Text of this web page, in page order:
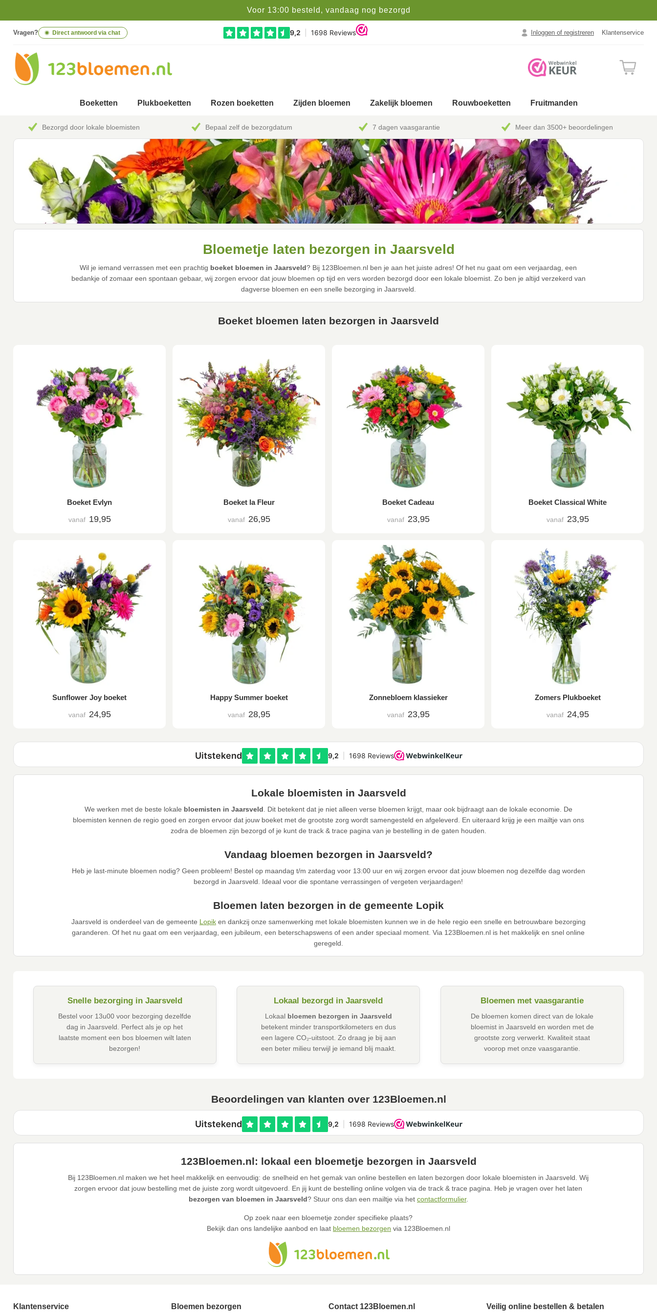
Voor 13:00 besteld, vandaag nog bezorgd
Vragen? Direct antwoord via chat Inloggen of registreren Klantenservice
Boeketten Plukboeketten Rozen boeketten Zijden bloemen Zakelijk bloemen Rouwboeketten Fruitmanden
Bezorgd door lokale bloemisten Bepaal zelf de bezorgdatum 7 dagen vaasgarantie Meer dan 3500+ beoordelingen
Bloemetje laten bezorgen in Jaarsveld
Wil je iemand verrassen met een prachtig boeket bloemen in Jaarsveld? Bij 123Bloemen.nl ben je aan het juiste adres! Of het nu gaat om een verjaardag, een
bedankje of zomaar een spontaan gebaar, wij zorgen ervoor dat jouw bloemen op tijd en vers worden bezorgd door een lokale bloemist. Zo ben je altijd verzekerd van
dagverse bloemen en een snelle bezorging in Jaarsveld.
Boeket bloemen laten bezorgen in Jaarsveld
Boeket Evlyn
vanaf 19,95
Boeket la Fleur
vanaf 26,95
Boeket Cadeau
vanaf 23,95
Boeket Classical White
vanaf 23,95
Sunflower Joy boeket
vanaf 24,95
Happy Summer boeket
vanaf 28,95
Zonnebloem klassieker
vanaf 23,95
Zomers Plukboeket
vanaf 24,95
Lokale bloemisten in Jaarsveld
We werken met de beste lokale bloemisten in Jaarsveld . Dit betekent dat je niet alleen verse bloemen krijgt, maar ook bijdraagt aan de lokale economie. De
bloemisten kennen de regio goed en zorgen ervoor dat jouw boeket met de grootste zorg wordt samengesteld en afgeleverd. En uiteraard krijg je een mailtje van ons
zodra de bloemen zijn bezorgd of je kunt de track & trace pagina van je bestelling in de gaten houden.
Vandaag bloemen bezorgen in Jaarsveld?
Heb je last-minute bloemen nodig? Geen probleem! Bestel op maandag t/m zaterdag voor 13:00 uur en wij zorgen ervoor dat jouw bloemen nog dezelfde dag worden
bezorgd in Jaarsveld. Ideaal voor die spontane verrassingen of vergeten verjaardagen!
Bloemen laten bezorgen in de gemeente Lopik
Jaarsveld is onderdeel van de gemeente Lopiken dankzij onze samenwerking met lokale bloemisten kunnen we in de hele regio een snelle en betrouwbare bezorging
garanderen. Of het nu gaat om een verjaardag, een jubileum, een beterschapswens of een ander speciaal moment. Via 123Bloemen.nl is het makkelijk en snel online
geregeld.
Snelle bezorging in Jaarsveld
Bestel voor 13u00 voor bezorging dezelfde
dag in Jaarsveld. Perfect als je op het
laatste moment een bos bloemen wilt laten
bezorgen!
Lokaal bezorgd in Jaarsveld
Lokaal bloemen bezorgen in Jaarsveld
betekent minder transportkilometers en dus
een lagere CO₂-uitstoot. Zo draag je bij aan
een beter milieu terwijl je iemand blij maakt.
Bloemen met vaasgarantie
De bloemen komen direct van de lokale
bloemist in Jaarsveld en worden met de
grootste zorg verwerkt. Kwaliteit staat
voorop met onze vaasgarantie.
Beoordelingen van klanten over 123Bloemen.nl
123Bloemen.nl: lokaal een bloemetje bezorgen in Jaarsveld
Bij 123Bloemen.nl maken we het heel makkelijk en eenvoudig: de snelheid en het gemak van online bestellen en laten bezorgen door lokale bloemisten in Jaarsveld. Wij
zorgen ervoor dat jouw bestelling met de juiste zorg wordt uitgevoerd. En jij kunt de bestelling online volgen via de track & trace pagina. Heb je vragen over het laten
bezorgen van bloemen in Jaarsveld? Stuur ons dan een mailtje via het contactformulier.
Op zoek naar een bloemetje zonder specifieke plaats?
Bekijk dan ons landelijke aanbod en laat bloemen bezorgen via 123Bloemen.nl
Klantenservice Bloemen bezorgen Contact 123Bloemen.nl Veilig online bestellen & betalen